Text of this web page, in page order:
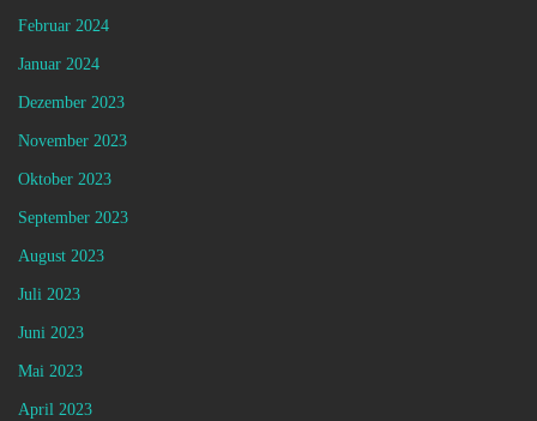
Februar 2024
Januar 2024
Dezember 2023
November 2023
Oktober 2023
September 2023
August 2023
Juli 2023
Juni 2023
Mai 2023
April 2023